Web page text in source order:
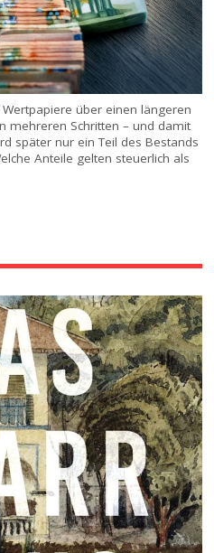
über einen längeren
mehreren Schritten – und damit
später nur ein Teil des Bestands
Anteile gelten steuerlich als